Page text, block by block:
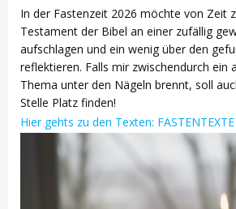
In der Fastenzeit 2026 möchte von Zeit
Testament der Bibel an einer zufällig
aufschlagen und ein wenig über den
reflektieren. Falls mir zwischendurch ein
Thema unter den Nägeln brennt, soll
Stelle Platz finden!
Hier gehts zu den Texten: